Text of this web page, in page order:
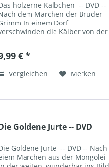
hölzerne Kälbchen -- DVD --
dem Märchen der Brüder
In einem Dorf
die Kälber von der
sind die Diebe? Was...
€ *
Vergleichen Merken
Goldene Jurte -- DVD
Goldene Jurte -- DVD -- Nach
Märchen aus der Mongolei